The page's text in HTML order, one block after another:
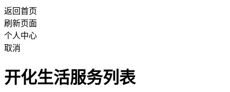
返回首页
刷新页面
个人中心
取消
开化生活服务列表